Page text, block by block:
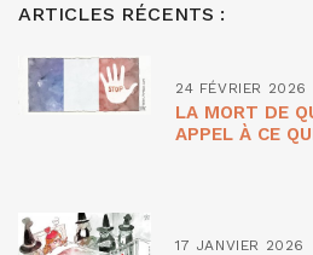
ARTICLES RÉCENTS :
24 FÉVRIER 2026
LA MORT DE
APPEL À CE
17 JANVIER 2026